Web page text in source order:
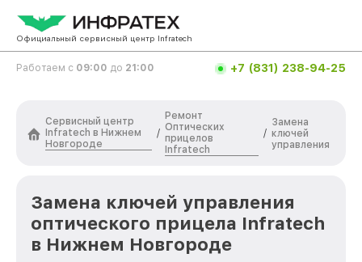
Официальный сервисный центр Infratech
Работаем с 09:00 до 21:00 +7 (831) 238-94-25
Сервисный центр
Infratech в Нижнем
Новгороде
/
Ремонт
Оптических
прицелов
Infratech
/
Замена
ключей
управления
Замена ключей управления
оптического прицела Infratech
в Нижнем Новгороде